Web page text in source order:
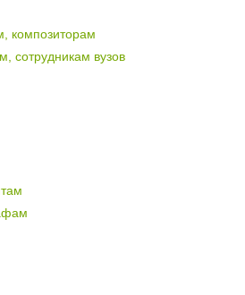
композиторам
сотрудникам вузов